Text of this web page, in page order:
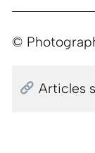
©
Articles